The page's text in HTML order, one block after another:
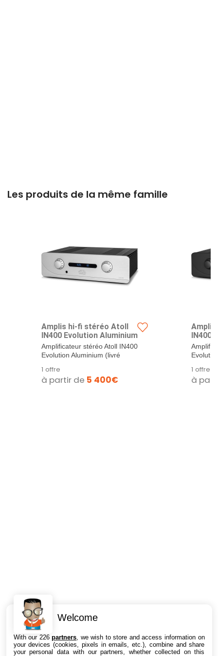
Les produits de la même famille
Amplis hi-fi stéréo Atoll
IN400 Evolution Aluminium
Amplificateur stéréo Atoll IN400
Evolution Aluminium (livré
1 offre
à partir de 5 400€
IN400
1 offre
à
Intéressant ? Partagez !
Welcome
With our 226partners , we wish to store and access information on
your devices (cookies, pixels in emails, etc.), combine and share
your personal data with our partners, whether collected on this